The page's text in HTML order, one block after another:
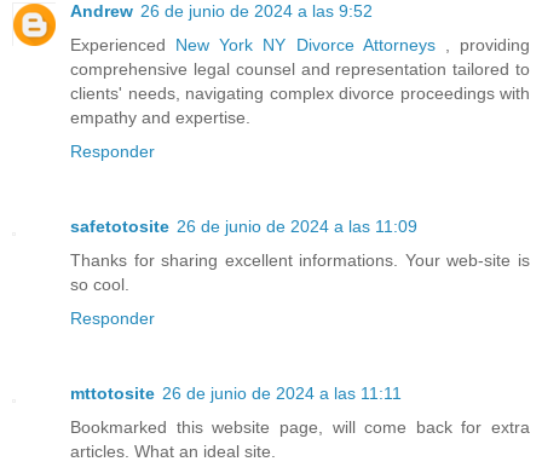
Andrew 26 de junio de 2024 a las 9:52
Experienced New York NY Divorce Attorneys, providing
comprehensive legal counsel and representation tailored to
clients' needs, navigating complex divorce proceedings with
empathy and expertise.
Responder
safetotosite 26 de junio de 2024 a las 11:09
Thanks for sharing excellent informations. Your web-site is
so cool.
Responder
mttotosite 26 de junio de 2024 a las 11:11
Bookmarked this website page, will come back for extra
articles. What an ideal site.